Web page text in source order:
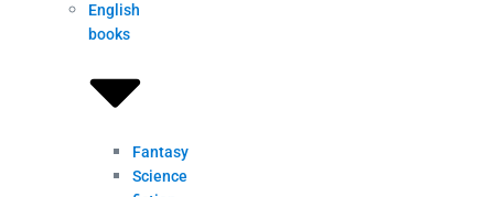
English
books
Fantasy
Science